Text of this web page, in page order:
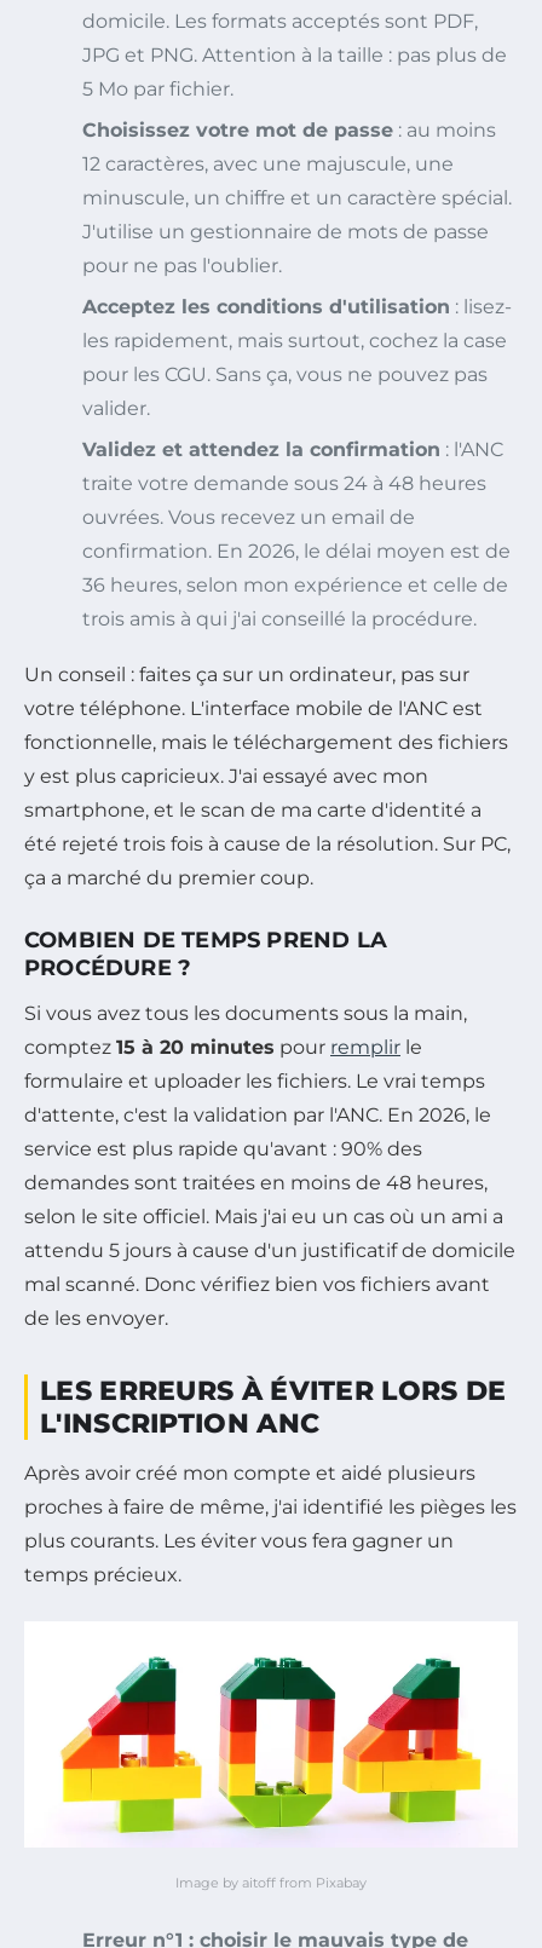
domicile. Les formats acceptés sont PDF,
JPG et PNG. Attention à la taille : pas plus de
5 Mo par fichier.
Choisissez votre mot de passe : au moins
12 caractères, avec une majuscule, une
minuscule, un chiffre et un caractère spécial.
J'utilise un gestionnaire de mots de passe
pour ne pas l'oublier.
Acceptez les conditions d'utilisation : lisez-
les rapidement, mais surtout, cochez la case
pour les CGU. Sans ça, vous ne pouvez pas
valider.
Validez et attendez la confirmation : l'ANC
traite votre demande sous 24 à 48 heures
ouvrées. Vous recevez un email de
confirmation. En 2026, le délai moyen est de
36 heures, selon mon expérience et celle de
trois amis à qui j'ai conseillé la procédure.
Un conseil : faites ça sur un ordinateur, pas sur
votre téléphone. L'interface mobile de l'ANC est
fonctionnelle, mais le téléchargement des fichiers
y est plus capricieux. J'ai essayé avec mon
smartphone, et le scan de ma carte d'identité a
été rejeté trois fois à cause de la résolution. Sur PC,
ça a marché du premier coup.
COMBIEN DE TEMPS PREND LA
PROCÉDURE ?
Si vous avez tous les documents sous la main,
comptez 15 à 20 minutes pour remplir le
formulaire et uploader les fichiers. Le vrai temps
d'attente, c'est la validation par l'ANC. En 2026, le
service est plus rapide qu'avant : 90% des
demandes sont traitées en moins de 48 heures,
selon le site officiel. Mais j'ai eu un cas où un ami a
attendu 5 jours à cause d'un justificatif de domicile
mal scanné. Donc vérifiez bien vos fichiers avant
de les envoyer.
LES ERREURS À ÉVITER LORS DE
L'INSCRIPTION ANC
Après avoir créé mon compte et aidé plusieurs
proches à faire de même, j'ai identifié les pièges les
plus courants. Les éviter vous fera gagner un
temps précieux.
Image by aitoff from Pixabay
Erreur n°1 : choisir le mauvais type de